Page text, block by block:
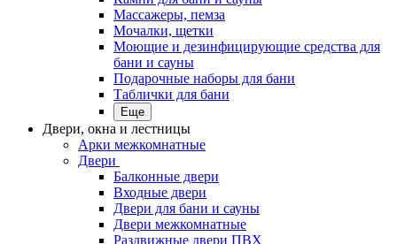
Массажеры, пемза
Мочалки, щетки
Моющие и дезинфицирующие средства для
бани и сауны
Подарочные наборы для бани
Таблички для бани
Еще
Двери, окна и лестницы
Арки межкомнатные
Двери
Балконные двери
Входные двери
Двери для бани и сауны
Двери межкомнатные
Раздвижные двери ПВХ